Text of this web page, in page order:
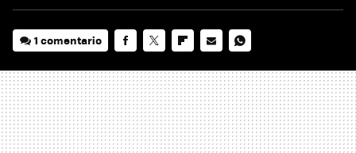
1 comentario
MAIL